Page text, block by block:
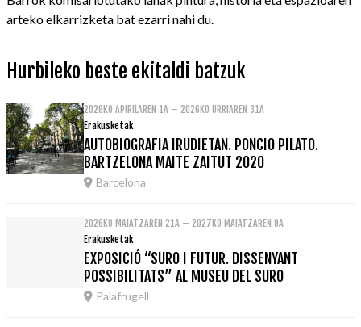
arteko elkarrizketa bat ezarri nahi du.
Hurbileko beste ekitaldi batzuk
2026KO APIRILAREN 1A – 2026KO URRIAREN 31A
Erakusketak
AUTOBIOGRAFIA IRUDIETAN. PONCIO PILATO.
BARTZELONA MAITE ZAITUT 2020
Barcelona
2026KO MAIATZAREN 21A – 2027KO MAIATZAREN 9A
Erakusketak
EXPOSICIÓ “SURO I FUTUR. DISSENYANT
POSSIBILITATS” AL MUSEU DEL SURO
Palafrugell